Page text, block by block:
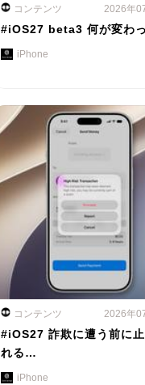
コンテンツ 2026年
#iOS27 beta3 何が変わ
iPhone
コンテンツ 2026年
#iOS27 詐欺に遭う前に
れる…
iPhone